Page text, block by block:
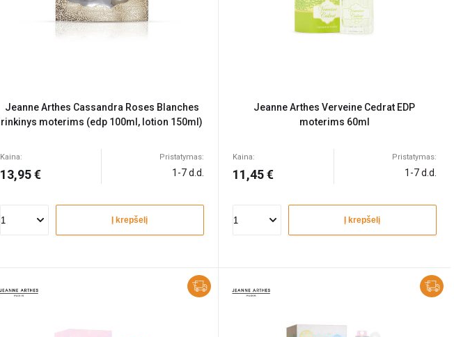
Jeanne Arthes Cassandra Roses Blanches
rinkinys moterims (edp 100ml, lotion 150ml)
Kaina:
13,95 €
Pristatymas:
1-7 d.d.
Į krepšelį
Jeanne Arthes Verveine Cedrat EDP
moterims 60ml
Kaina:
11,45 €
Pristatymas:
1-7 d.d.
Į krepšelį